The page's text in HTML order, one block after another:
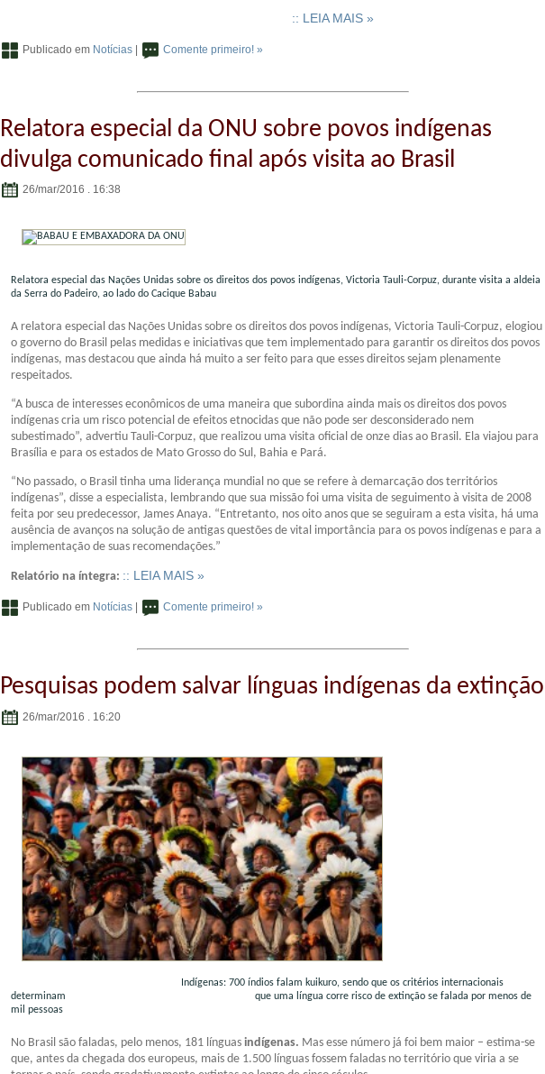
:: LEIA MAIS »
Publicado em Notícias | Comente primeiro! »
Relatora especial da ONU sobre povos indígenas
divulga comunicado final após visita ao Brasil
26/mar/2016 . 16:38
Relatora especial das Nações Unidas sobre os direitos dos povos indígenas, Victoria Tauli-Corpuz, durante visita a aldeia
da Serra do Padeiro, ao lado do Cacique Babau
A relatora especial das Nações Unidas sobre os direitos dos povos indígenas, Victoria Tauli-Corpuz, elogiou
o governo do Brasil pelas medidas e iniciativas que tem implementado para garantir os direitos dos povos
indígenas, mas destacou que ainda há muito a ser feito para que esses direitos sejam plenamente
respeitados.
“A busca de interesses econômicos de uma maneira que subordina ainda mais os direitos dos povos
indígenas cria um risco potencial de efeitos etnocidas que não pode ser desconsiderado nem
subestimado”, advertiu Tauli-Corpuz, que realizou uma visita oficial de onze dias ao Brasil. Ela viajou para
Brasília e para os estados de Mato Grosso do Sul, Bahia e Pará.
“No passado, o Brasil tinha uma liderança mundial no que se refere à demarcação dos territórios
indígenas”, disse a especialista, lembrando que sua missão foi uma visita de seguimento à visita de 2008
feita por seu predecessor, James Anaya. “Entretanto, nos oito anos que se seguiram a esta visita, há uma
ausência de avanços na solução de antigas questões de vital importância para os povos indígenas e para a
implementação de suas recomendações.”
Relatório na íntegra: :: LEIA MAIS »
Publicado em Notícias Comente primeiro! »
Pesquisas podem salvar línguas indígenas da extinção
26/mar/2016 . 16:20
Indígenas: 700 índios falam kuikuro, sendo que os critérios internacionais
determinam que uma língua corre risco de extinção se falada por menos de
mil pessoas
No Brasil são faladas, pelo menos, 181 línguas indígenas. Mas esse número já foi bem maior – estima-se
que, antes da chegada dos europeus, mais de 1.500 línguas fossem faladas no território que viria a se